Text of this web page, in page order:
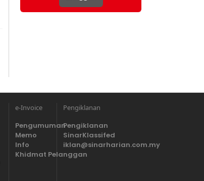
e-Invoice
Pengumuman
Memo
Info
Khidmat Pelanggan
Pengiklanan
Pengiklanan
SinarKlassifed
iklan@sinarharian.com.my